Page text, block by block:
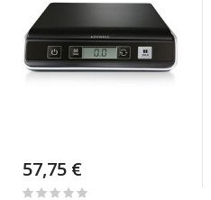
57,75 €
Rating: